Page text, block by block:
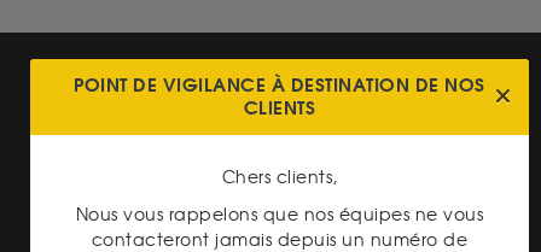
TRANSPARENCE DES
PRIX
POINT DE VIGILANCE À DESTINATION DE NOS
CLIENTS
Chers clients,
Nous vous rappelons que nos équipes ne vous
contacteront jamais depuis un numéro de